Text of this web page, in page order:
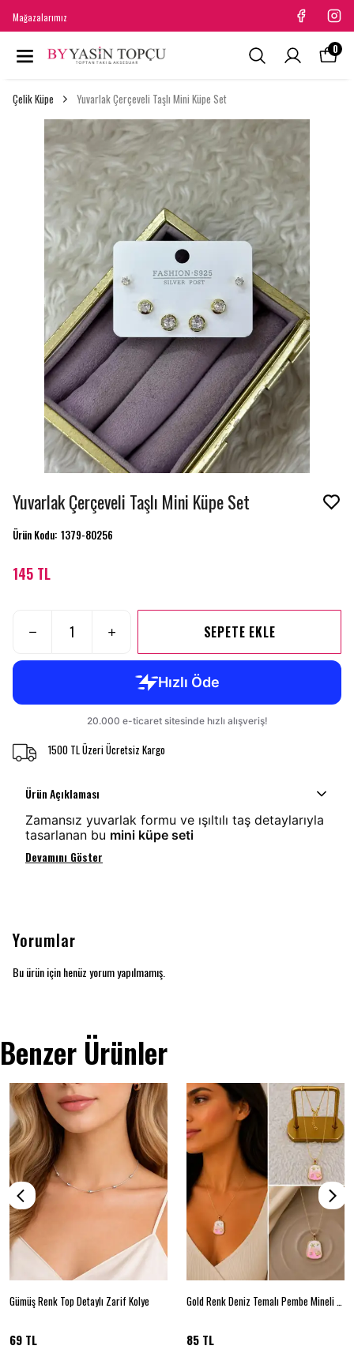
Mağazalarımız
0
Çelik Küpe Yuvarlak Çerçeveli Taşlı Mini Küpe Set
Yuvarlak Çerçeveli Taşlı Mini Küpe Set
Ürün Kodu: 1379-80256
145 TL
SEPETE EKLE
1500 TL Üzeri Ücretsiz Kargo
Ürün Açıklaması
Zamansız yuvarlak formu ve ışıltılı taş detaylarıyla
tasarlanan bu mini küpe seti
Devamını Göster
Yorumlar
Bu ürün için henüz yorum yapılmamış.
Benzer Ürünler
Gümüş Renk Top Detaylı Zarif Kolye
69 TL
Gold Renk Deniz Temalı Pembe Mineli Dikdörtgen Kolye
85 TL